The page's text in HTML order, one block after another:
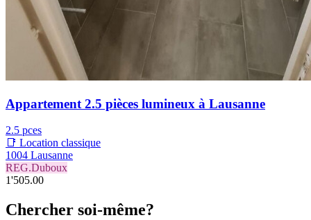
Appartement 2.5 pièces lumineux à Lausanne
2.5 pces
📑 Location classique
1004 Lausanne
REG.Duboux
1'505.00
Chercher soi-même?